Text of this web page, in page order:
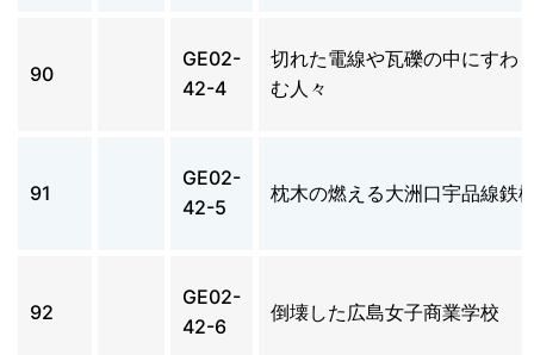
90
GE02-
42-4
切れた電線や瓦礫の中にすわ
む人々
91
GE02-
42-5
枕木の燃える大洲口宇品線鉄
92
GE02-
42-6
倒壊した広島女子商業学校